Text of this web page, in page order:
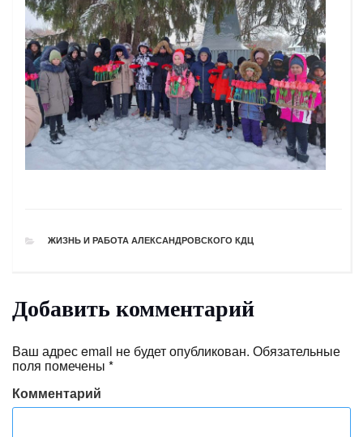
РУБРИКИ
ЖИЗНЬ И РАБОТА АЛЕКСАНДРОВСКОГО КДЦ
Добавить комментарий
Ваш адрес email не будет опубликован. Обязательные
поля помечены *
Комментарий